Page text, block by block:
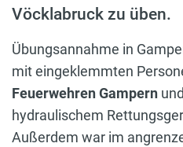
Vöcklabruck zu üben.
Übungsannahme in
mit eingeklemmten
Feuerwehren Gampern und
hydraulischem
Außerdem war im